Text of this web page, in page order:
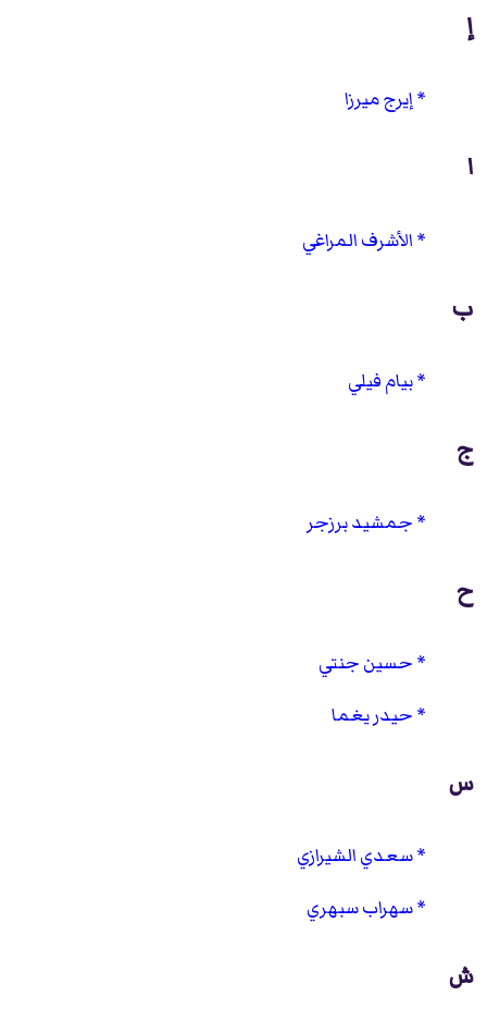
إ
إيرج ميرزا
ا
الأشرف المراغي
ب
بيام فيلي
ج
جمشيد برزجر
ح
حسين جنتي
حيدر يغما
س
سعدي الشيرازي
سهراب سبهري
ش